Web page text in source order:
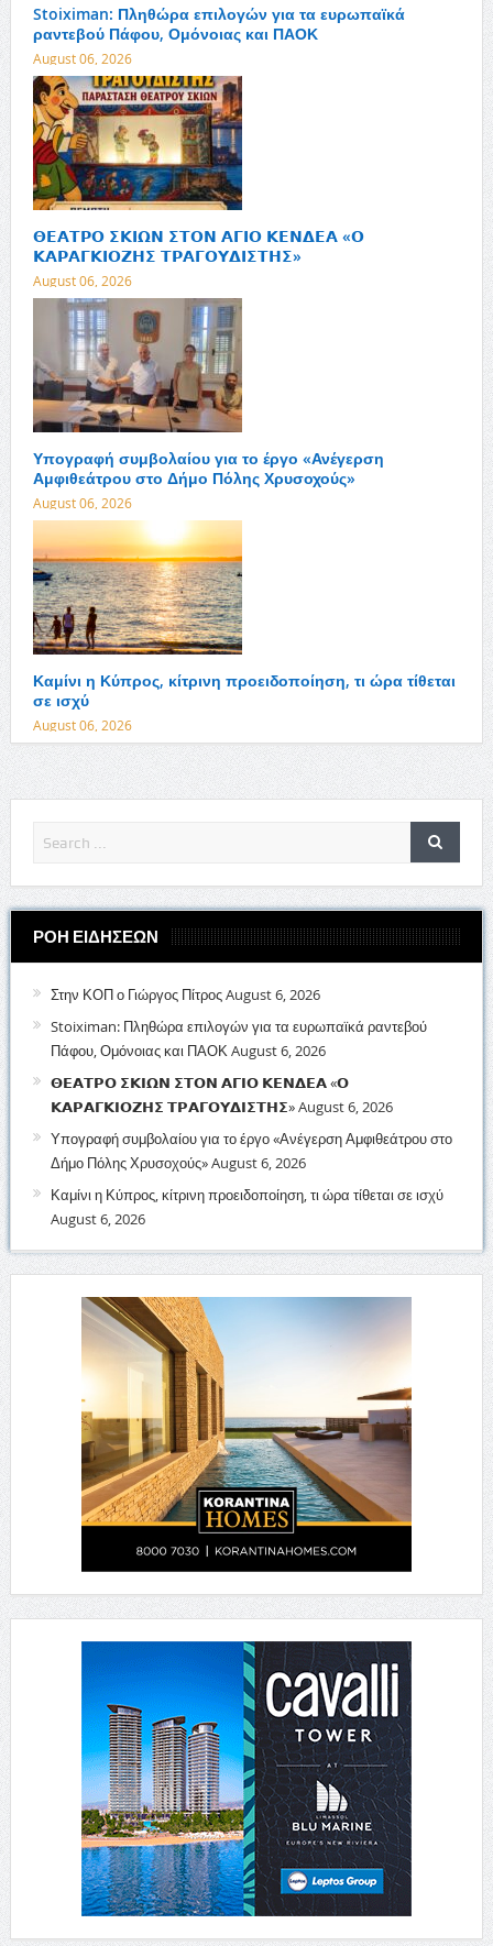
Stoiximan: Πληθώρα επιλογών για τα ευρωπαϊκά
ραντεβού Πάφου, Ομόνοιας και ΠΑΟΚ
August 06, 2026
𝝝𝝚𝝖𝝩𝝦𝝤 𝝨𝝟𝝞𝝮𝝢 𝝨𝝩𝝤𝝢 𝝖𝝘𝝞𝝤 𝝟𝝚𝝢𝝙𝝚𝝖 «𝝤
𝝟𝝖𝝦𝝖𝝘𝝟𝝞𝝤𝝛𝝜𝝨 𝝩𝝦𝝖𝝘𝝤𝝪𝝙𝝞𝝨𝝩𝝜𝝨»
August 06, 2026
Υπογραφή συμβολαίου για το έργο «Ανέγερση
Αμφιθεάτρου στο Δήμο Πόλης Χρυσοχούς»
August 06, 2026
Καμίνι η Κύπρος, κίτρινη προειδοποίηση, τι ώρα τίθεται
σε ισχύ
August 06, 2026
ΡΟΗ ΕΙΔΗΣΕΩΝ
Στην ΚΟΠ ο Γιώργος ΠίτροςAugust 6, 2026
Stoiximan: Πληθώρα επιλογών για τα ευρωπαϊκά ραντεβού
Πάφου, Ομόνοιας και ΠΑΟΚAugust 6, 2026
𝝝𝝚𝝖𝝩𝝦𝝤 𝝨𝝟𝝞𝝮𝝢 𝝨𝝩𝝤𝝢 𝝖𝝘𝝞𝝤 𝝟𝝚𝝢𝝙𝝚𝝖 «𝝤
𝝟𝝖𝝦𝝖𝝘𝝟𝝞𝝤𝝛𝝜𝝨 𝝩𝝦𝝖𝝘𝝤𝝪𝝙𝝞𝝨𝝩𝝜𝝨»August 6, 2026
Υπογραφή συμβολαίου για το έργο «Ανέγερση Αμφιθεάτρου στο
Δήμο Πόλης Χρυσοχούς»August 6, 2026
Καμίνι η Κύπρος, κίτρινη προειδοποίηση, τι ώρα τίθεται σε ισχύ
August 6, 2026